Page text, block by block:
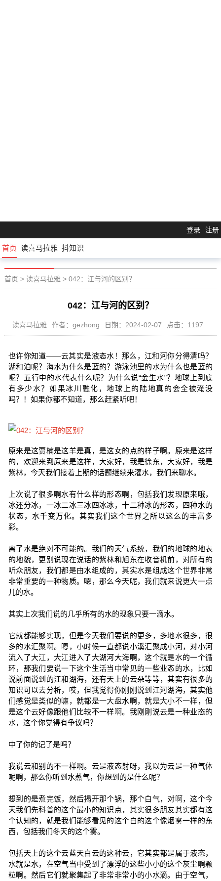
登录 注册
首页 读喜马拉雅 抖知识
首页 > 读喜马拉雅> 042：江与河的区别？
042：江与河的区别？
读喜马拉雅 作者：gezhong 日期：2024-02-07 点击：1197
也许你知道——云其实是液态水！那么，江和河你分得清吗？
湖和泊呢？海水为什么是蓝的？游泳池里的水为什么也是蓝的
呢？五行中的水代表什么呢？为什么说“金生水”？地球上到底
有多少水？如果冰川融化，地球上的陆地真的会全被淹没
吗？！如果你都不知道，那么赶紧听吧！
原来是这贾楠是这羊是真，是这女的点的样子啊。原来是这样
的，欢迎来到原来是这样，大家好，我是徐东，大家好，我是
紫林，今天我们接着上期的话题继续来灌水，我们来聊水。
上次说了很多啊水有什么样的形态啊，包括我们发现原来哦，
冰还分冰，一冰二冰三冰四冰冰，十二种冰的形态，四种水的
状态，水千变万化。其实我们这个世界之所以这么的丰富多
彩。
离了水是绝对不可能的。我们的天气系统，我们的地球的地表
的地貌，更别说现在说话的紫林和旭东在收音机前，对所有的
听众朋友，我们都是由水组成的，其实水是组成这个世界非常
非常重要的一种物质。嗯，那么今天呢，我们就来说更大一点
儿的水。
其实上次我们说的几乎所有的水的现象只要一滴水。
它就都能够实现，但是今天我们要说的更多，多地水很多，很
多的水汇聚啊。嗯，小时候一直都说小溪汇聚成小河，对小河
流入了大江，大江进入了大湖河大海啊，这个就是水的一个循
环，那我们要说一下这个生活当中常见的一些业态的水，比如
说前面说到的江和湖海，还有天上的云朵等等，其实有很多的
知识可以去分析，哎，但我觉得你刚刚说到江河湖海，其实他
们感觉是类似的嘛，就都是一大盘水啊，就是大小不一样，但
是这个云好像跟他们比较不一样啊。我刚刚说云是一种业态的
水，这个你觉得有争议吗？
中了你的记了是吗？
我说云和别的不一样啊。云是液态射呀，我以为云是一种气体
呢啊，那么你听到水蒸气，你想到的是什么呢？
想到的是煮完饭，然后揭开那个锅，那个白气，对啊，这个今
天我们先科普的这个最小的知识点，其实很多朋友其实都有这
个认知的，就是我们能够看见的这个白的这个像烟雾一样的东
西，包括我们冬天的这个雾。
包括天上的这个云蓝天白云的这种云，它其实都是属于液态，
水就是水，在空气当中受到了漂浮的这些小小的这个灰尘啊颗
粒啊。然后它们就聚集起了非常非常小的小水滴。由于空气，